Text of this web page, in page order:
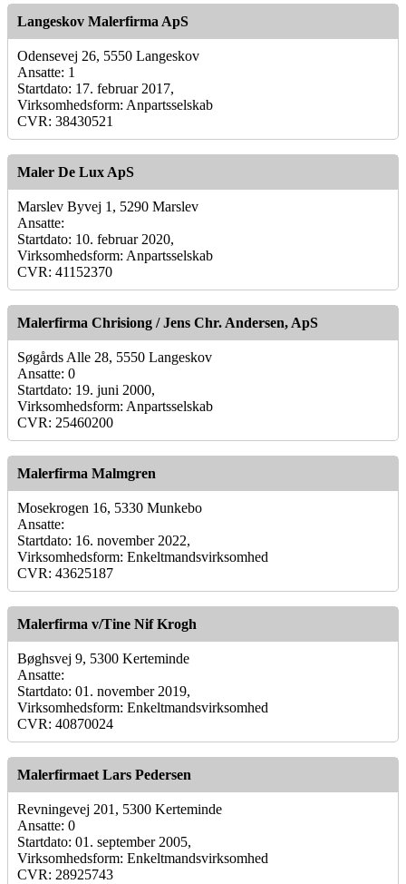
Langeskov Malerfirma ApS
Odensevej 26, 5550 Langeskov
Ansatte: 1
Startdato: 17. februar 2017,
Virksomhedsform: Anpartsselskab
CVR: 38430521
Maler De Lux ApS
Marslev Byvej 1, 5290 Marslev
Ansatte:
Startdato: 10. februar 2020,
Virksomhedsform: Anpartsselskab
CVR: 41152370
Malerfirma Chrisiong / Jens Chr. Andersen, ApS
Søgårds Alle 28, 5550 Langeskov
Ansatte: 0
Startdato: 19. juni 2000,
Virksomhedsform: Anpartsselskab
CVR: 25460200
Malerfirma Malmgren
Mosekrogen 16, 5330 Munkebo
Ansatte:
Startdato: 16. november 2022,
Virksomhedsform: Enkeltmandsvirksomhed
CVR: 43625187
Malerfirma v/Tine Nif Krogh
Bøghsvej 9, 5300 Kerteminde
Ansatte:
Startdato: 01. november 2019,
Virksomhedsform: Enkeltmandsvirksomhed
CVR: 40870024
Malerfirmaet Lars Pedersen
Revningevej 201, 5300 Kerteminde
Ansatte: 0
Startdato: 01. september 2005,
Virksomhedsform: Enkeltmandsvirksomhed
CVR: 28925743